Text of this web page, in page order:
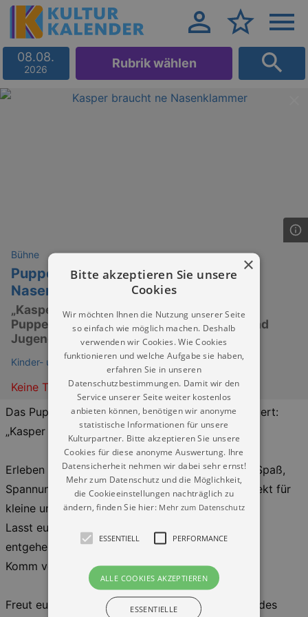
08.08.
2026 Rubrik wählen
Bühne
Puppentheater "Kasper braucht ne
Nasenklammer" von Marco Vollmann
„Kasper braucht ne Nasenklammer“-ein
Puppentheatererlebnis auf dem Kinder- und
Jugendbauernhof!
Kinder- und Jugendbauernhof Nickern e.V.
Keine Termine
Das Puppentheater von Marco Vollmann präsentiert:
„Kasper braucht ’ne Nasenklammer“!
Erleben Sie ein mitreißendes Puppenspiel voller Spaß,
Spannung und überraschender Wendungen. Perfekt für
kleine und große Zuschauer!
Lasst euch dieses unvergessliche Erlebnis nicht
entgehen!
Komm vorbei und lass dich verzaubern!
Freut euch auch im Juni 2025 auf herzerfrischendes
×
Bitte akzeptieren Sie unsere
Cookies
Wir möchten Ihnen die Nutzung unserer Seite
so einfach wie möglich machen. Deshalb
verwenden wir Cookies. Wie Cookies
funktionieren und welche Aufgabe sie haben,
erfahren Sie in unseren
Datenschutzbestimmungen. Damit wir den
Service unserer Seite weiter kostenlos
anbieten können, benötigen wir anonyme
statistische Informationen für unsere
Kulturpartner. Bitte akzeptieren Sie unsere
Cookies für diese anonyme Auswertung. Ihre
Datensicherheit nehmen wir dabei sehr ernst!
Mehr zum Datenschutz und die Möglichkeit,
die Cookieeinstellungen nachträglich zu
ändern, finden Sie hier: Mehr zum Datenschutz
ESSENTIELL PERFORMANCE
ALLE COOKIES AKZEPTIEREN
ESSENTIELLE